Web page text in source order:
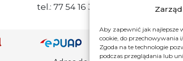
Aby zapewnić jak najlepsze
cookie, do przechowywania
Zgoda na te technologie
podczas przeglądania lub
tel.: 77 54 16 332
Adres ePUAP